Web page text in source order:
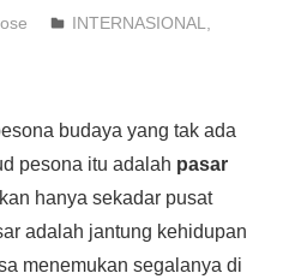
INTERNASIONAL
budaya yang tak ada
pesona itu adalah pasar
hanya sekadar pusat
adalah jantung kehidupan
menemukan segalanya di